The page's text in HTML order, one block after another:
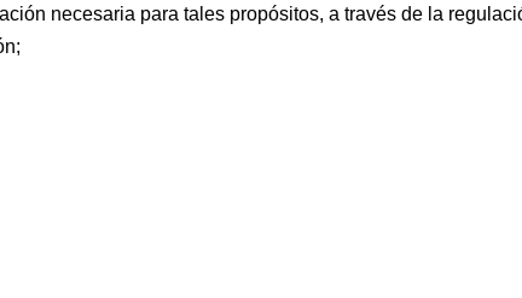
necesaria para tales propósitos, a través de la